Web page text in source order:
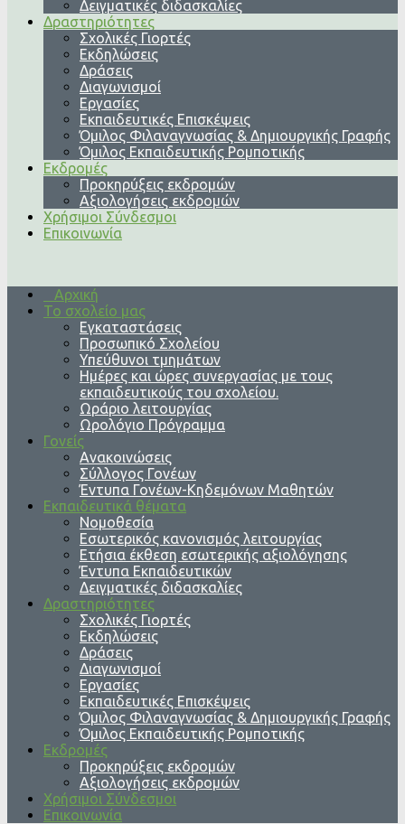
Δειγματικές διδασκαλίες
Δραστηριότητες
Σχολικές Γιορτές
Εκδηλώσεις
Δράσεις
Διαγωνισμοί
Εργασίες
Εκπαιδευτικές Επισκέψεις
Όμιλος Φιλαναγνωσίας & Δημιουργικής Γραφής
Όμιλος Εκπαιδευτικής Ρομποτικής
Εκδρομές
Προκηρύξεις εκδρομών
Αξιολογήσεις εκδρομών
Χρήσιμοι Σύνδεσμοι
Επικοινωνία
Αρχική
Το σχολείο μας
Εγκαταστάσεις
Προσωπικό Σχολείου
Υπεύθυνοι τμημάτων
Ημέρες και ώρες συνεργασίας με τους
εκπαιδευτικούς του σχολείου.
Ωράριο λειτουργίας
Ωρολόγιο Πρόγραμμα
Γονείς
Ανακοινώσεις
Σύλλογος Γονέων
Έντυπα Γονέων-Κηδεμόνων Μαθητών
Εκπαιδευτικά θέματα
Νομοθεσία
Εσωτερικός κανονισμός λειτουργίας
Ετήσια έκθεση εσωτερικής αξιολόγησης
Έντυπα Εκπαιδευτικών
Δειγματικές διδασκαλίες
Δραστηριότητες
Σχολικές Γιορτές
Εκδηλώσεις
Δράσεις
Διαγωνισμοί
Εργασίες
Εκπαιδευτικές Επισκέψεις
Όμιλος Φιλαναγνωσίας & Δημιουργικής Γραφής
Όμιλος Εκπαιδευτικής Ρομποτικής
Εκδρομές
Προκηρύξεις εκδρομών
Αξιολογήσεις εκδρομών
Χρήσιμοι Σύνδεσμοι
Επικοινωνία